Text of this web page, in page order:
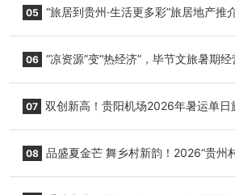
05 “旅居到贵州·生活更多彩”旅居地产推
06 “凉资源”变“热经济”，毕节文旅暑期
07 双创新高！贵阳机场2026年暑运单日
08 品盛夏金芒 舞乡村新韵！2026“贵州